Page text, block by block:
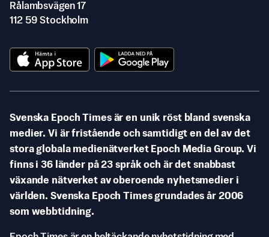
Rålambsvägen 17
112 59 Stockholm
Svenska Epoch Times är en unik röst bland svenska
medier. Vi är fristående och samtidigt en del av det
stora globala medienätverket Epoch Media Group. Vi
finns i 36 länder på 23 språk och är det snabbast
växande nätverket av oberoende nyhetsmedier i
världen. Svenska Epoch Times grundades år 2006
som webbtidning.